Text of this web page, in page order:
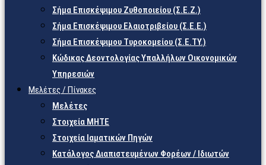
Σήμα Επισκέψιμου Ζυθοποιείου (Σ.Ε.Ζ.)
Σήμα Επισκέψιμου Ελαιοτριβείου (Σ.Ε.Ε.)
Σήμα Επισκέψιμου Τυροκομείου (Σ.Ε.TY.)
Κώδικας Δεοντολογίας Υπαλλήλων Οικονομικών
Υπηρεσιών
Μελέτες / Πίνακες
Μελέτες
Στοιχεία ΜΗΤΕ
Στοιχεία Ιαματικών Πηγών
Κατάλογος Διαπιστευμένων Φορέων / Ιδιωτών